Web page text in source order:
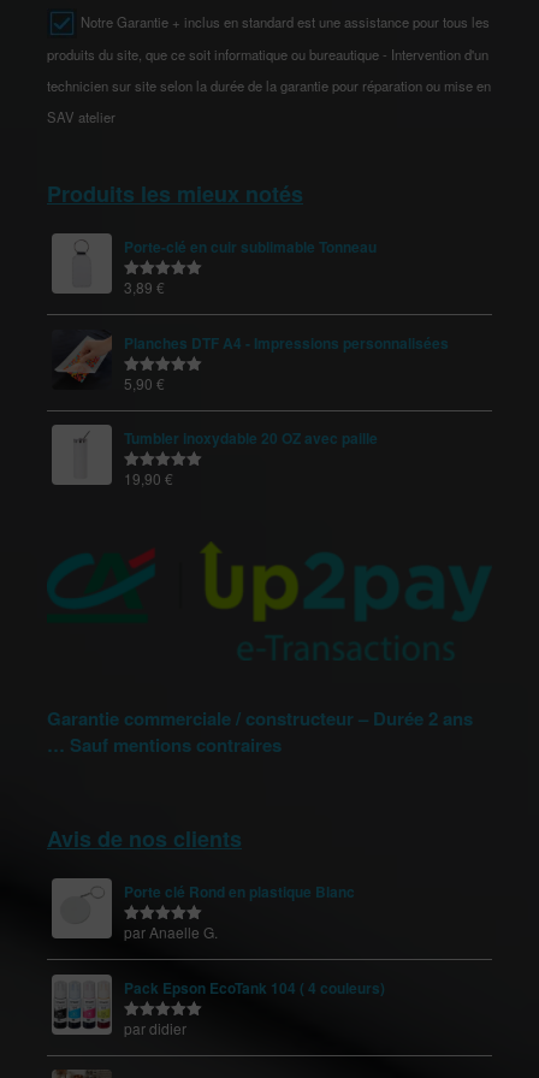
Notre Garantie + inclus en standard est une assistance pour tous les
produits du site, que ce soit informatique ou bureautique - Intervention d'un
technicien sur site selon la durée de la garantie pour réparation ou mise en
SAV atelier
Produits les mieux notés
Porte-clé en cuir sublimable Tonneau
Note5.00
3,89 €
Planches DTF A4 - Impressions personnalisées
Note5.00
5,90 €
Tumbler inoxydable 20 OZ avec paille
Note5.00
19,90 €
Garantie commerciale / constructeur – Durée 2 ans
… Sauf mentions contraires
Avis de nos clients
Porte clé Rond en plastique Blanc
Note5sur
par Anaelle G.
Pack Epson EcoTank 104 ( 4 couleurs)
Note 5sur
par didier